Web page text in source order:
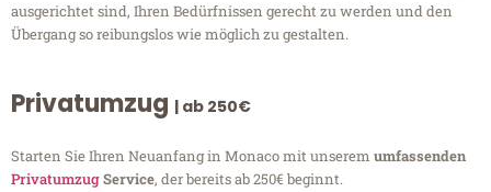
ausgerichtet sind, Ihren Bedürfnissen gerecht zu werden und den
Übergang so reibungslos wie möglich zu gestalten.
Privatumzug | ab 250€
Starten Sie Ihren Neuanfang in Monaco mit unserem umfassenden
PrivatumzugService, der bereits ab 250€ beginnt.